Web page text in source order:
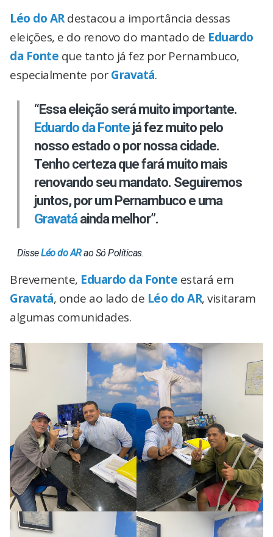
Léo do ARdestacou a importância dessas
eleições, e do renovo do mantado de Eduardo
da Fonte que tanto já fez por Pernambuco,
especialmente porGravatá.
“Essa eleição será muito importante.
Eduardo da Fonte já fez muito pelo
nosso estado o por nossa cidade.
Tenho certeza que fará muito mais
renovando seu mandato. Seguiremos
juntos, por um Pernambuco e uma
Gravatá ainda melhor”.
DisseLéo do ARao Só Políticas.
Brevemente, Eduardo da Fonte estará em
Gravatá, onde ao lado de Léo do AR, visitaram
algumas comunidades.